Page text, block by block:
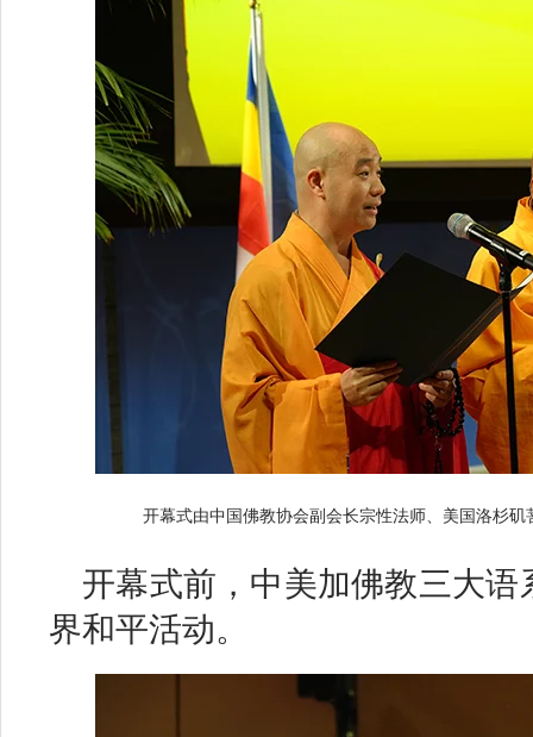
开幕式由中国佛教协会副会长宗性法师、美国洛杉
开幕式前，中美加佛教三大
界和平活动。